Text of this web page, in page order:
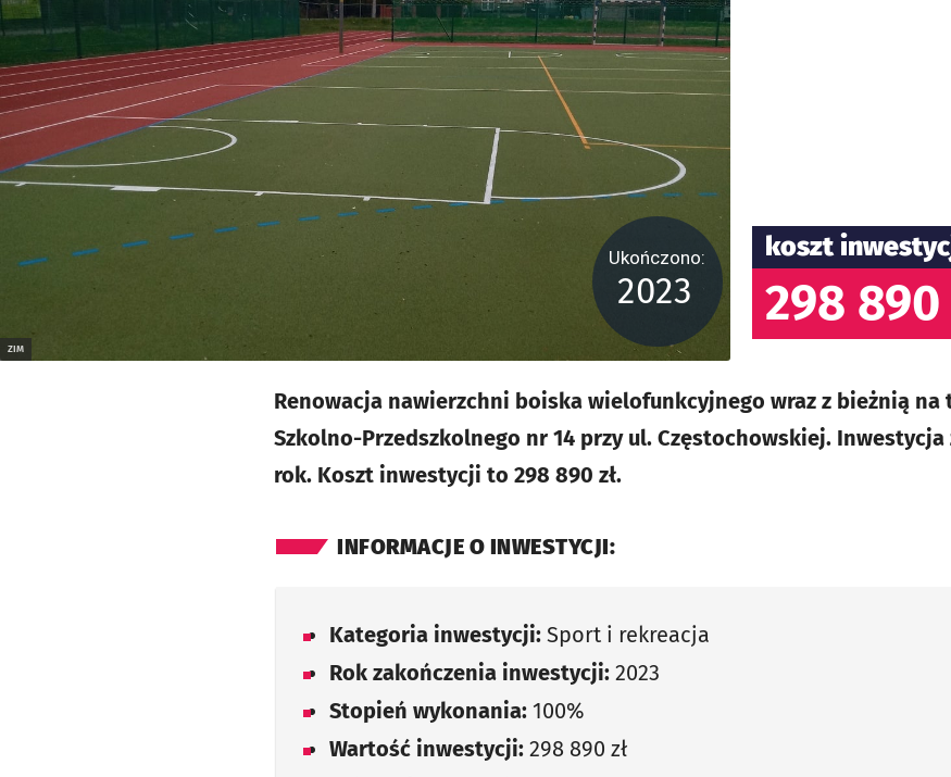
ZIM
Ukończono:
2023
koszt
298 890
Renowacja nawierzchni boiska wielofunkcyjnego wraz z bieżnią na
Szkolno-Przedszkolnego nr 14 przy ul. Częstochowskiej. Inwestycja
rok. Koszt inwestycji to 298 890 zł.
INFORMACJE O INWESTYCJI:
Kategoria inwestycji: Sport i rekreacja
Rok zakończenia inwestycji: 2023
Stopień wykonania: 100%
Wartość inwestycji: 298 890 zł